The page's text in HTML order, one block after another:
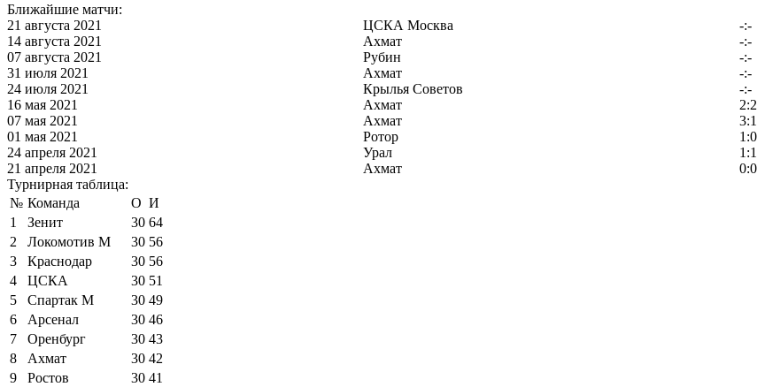
Ближайшие матчи:
21 августа 2021
ЦСКА Москва -:-
14 августа 2021
Ахмат -:-
07 августа 2021
Рубин -:-
31 июля 2021
Ахмат -:-
24 июля 2021
Крылья Советов -:-
16 мая 2021
Ахмат 2:2
07 мая 2021
Ахмат 3:1
01 мая 2021
Ротор 1:0
24 апреля 2021
Урал 1:1
21 апреля 2021
Ахмат 0:0
Турнирная таблица:
№ Команда О И
1
Зенит 30 64
2
Локомотив М 30 56
3
Краснодар 30 56
4
ЦСКА 30 51
5
Спартак М 30 49
6
Арсенал 30 46
7
Оренбург 30 43
8
Ахмат 30 42
9
Ростов 30 41